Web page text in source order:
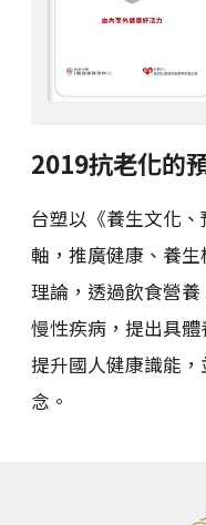
2019抗老化的
台塑以《養生文化
軸，推廣健康、養
理論，透過飲食營
慢性疾病，提出具
提升國人健康識能
念。